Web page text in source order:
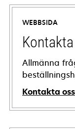
WEBBSIDA
Allmänna
Kontakta oss